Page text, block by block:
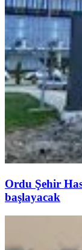
Ordu Şehir
başlayacak